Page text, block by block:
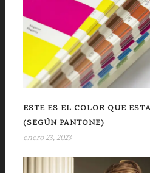
ESTE ES EL COLOR QUE
(SEGÚN PANTONE)
enero 23, 2023